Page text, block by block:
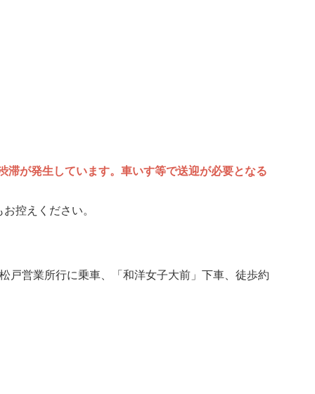
が発生しています。車いす等で送迎が必要となる
控えください。
戸営業所行に乗車、「和洋女子大前」下車、徒歩約